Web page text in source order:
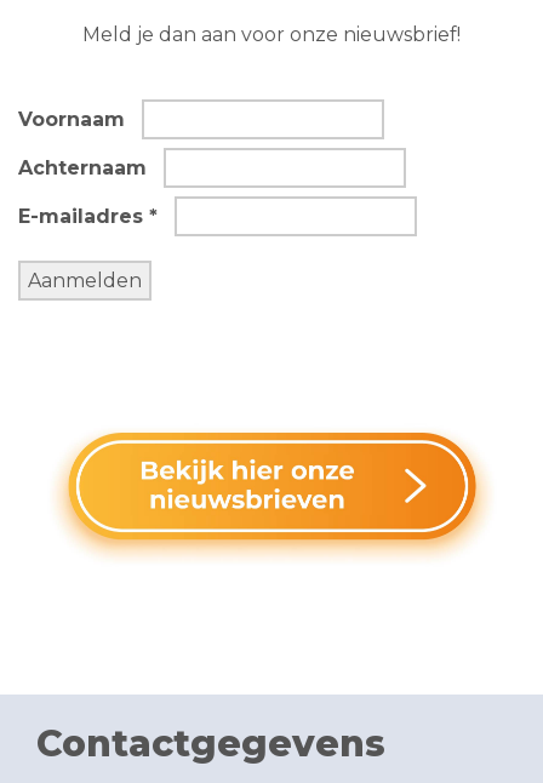
Meld je dan aan voor onze nieuwsbrief!
Voornaam
Achternaam
E-mailadres *
Contactgegevens